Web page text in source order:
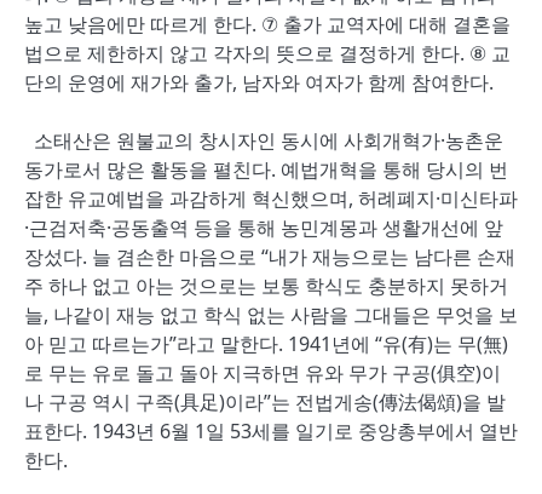
높고 낮음에만 따르게 한다. ⑦ 출가 교역자에 대해 결혼을
법으로 제한하지 않고 각자의 뜻으로 결정하게 한다. ⑧ 교
단의 운영에 재가와 출가, 남자와 여자가 함께 참여한다.
소태산은 원불교의 창시자인 동시에 사회개혁가·농촌운
동가로서 많은 활동을 펼친다. 예법개혁을 통해 당시의 번
잡한 유교예법을 과감하게 혁신했으며, 허례폐지·미신타파
·근검저축·공동출역 등을 통해 농민계몽과 생활개선에 앞
장섰다. 늘 겸손한 마음으로 “내가 재능으로는 남다른 손재
주 하나 없고 아는 것으로는 보통 학식도 충분하지 못하거
늘, 나같이 재능 없고 학식 없는 사람을 그대들은 무엇을 보
아 믿고 따르는가”라고 말한다. 1941년에 “유(有)는 무(無)
로 무는 유로 돌고 돌아 지극하면 유와 무가 구공(俱空)이
나 구공 역시 구족(具足)이라”는 전법게송(傳法偈頌)을 발
표한다. 1943년 6월 1일 53세를 일기로 중앙총부에서 열반
한다.